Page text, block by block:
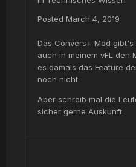
Posted March 4, 2019
Das Convers+ Mod
auch in meinem vFL den
es damals das Feature
noch nicht.
Aber schreib mal die
sicher gerne Auskunft.